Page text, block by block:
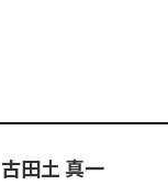
古田土 真一